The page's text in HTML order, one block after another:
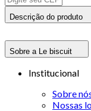
Descrição do produto
Sobre a Le biscuit
Institucional
Sobre
Nossas